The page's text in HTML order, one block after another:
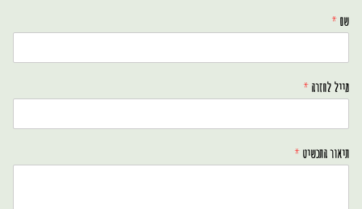
שם *
מייל לחזרה *
תיאור התכשיט *